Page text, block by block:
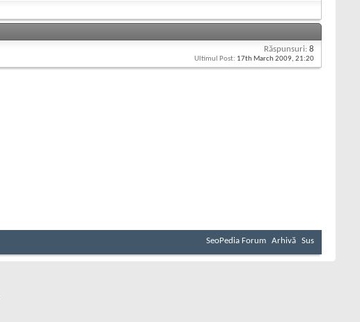
Răspunsuri: 8
Ultimul Post: 17th March 2009, 21:20
SeoPedia Forum Arhivă Sus